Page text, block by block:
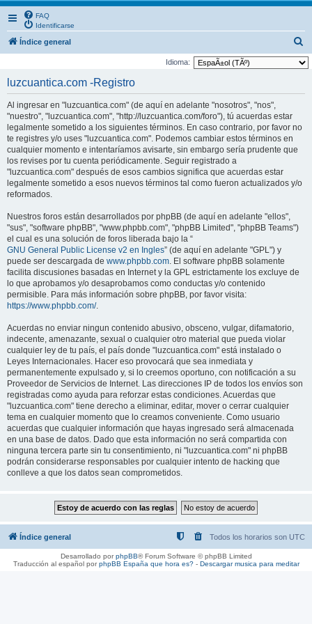
FAQ
Identificarse
Índice general
u
Idioma:
luzcuantica.com -Registro
Al ingresar en "luzcuantica.com" (de aquí en adelante "nosotros", "nos",
"nuestro", "luzcuantica.com", "http://luzcuantica.com/foro"), tú acuerdas estar
legalmente sometido a los siguientes términos. En caso contrario, por favor no
te registres y/o uses "luzcuantica.com". Podemos cambiar estos términos en
cualquier momento e intentaríamos avisarte, sin embargo sería prudente que
los revises por tu cuenta periódicamente. Seguir registrado a
"luzcuantica.com" después de esos cambios significa que acuerdas estar
legalmente sometido a esos nuevos términos tal como fueron actualizados y/o
reformados.
Nuestros foros están desarrollados por phpBB (de aquí en adelante "ellos",
"sus", "software phpBB", "www.phpbb.com", "phpBB Limited", "phpBB Teams")
el cual es una solución de foros liberada bajo la “
GNU General Public License v2 en Ingles” (de aquí en adelante "GPL") y
puede ser descargada de www.phpbb.com. El software phpBB solamente
facilita discusiones basadas en Internet y la GPL estrictamente los excluye de
lo que aprobamos y/o desaprobamos como conductas y/o contenido
permisible. Para más información sobre phpBB, por favor visita:
https://www.phpbb.com/.
Acuerdas no enviar ningun contenido abusivo, obsceno, vulgar, difamatorio,
indecente, amenazante, sexual o cualquier otro material que pueda violar
cualquier ley de tu país, el país donde "luzcuantica.com" está instalado o
Leyes Internacionales. Hacer eso provocará que sea inmediata y
permanentemente expulsado y, si lo creemos oportuno, con notificación a su
Proveedor de Servicios de Internet. Las direcciones IP de todos los envíos son
registradas como ayuda para reforzar estas condiciones. Acuerdas que
"luzcuantica.com" tiene derecho a eliminar, editar, mover o cerrar cualquier
tema en cualquier momento que lo creamos conveniente. Como usuario
acuerdas que cualquier información que hayas ingresado será almacenada
en una base de datos. Dado que esta información no será compartida con
ninguna tercera parte sin tu consentimiento, ni "luzcuantica.com" ni phpBB
podrán considerarse responsables por cualquier intento de hacking que
conlleve a que los datos sean comprometidos.
Índice general Todos los horarios son UTC
Desarrollado porphpBB® Forum Software © phpBB Limited
Traducción al español porphpBB España que hora es?- Descargar musica para meditar